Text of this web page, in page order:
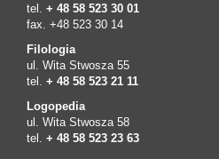
tel. + 48 58 523 30 01
fax. +48 523 30 14
Filologia
ul. Wita Stwosza 55
tel. + 48 58 523 21 11
Logopedia
ul. Wita Stwosza 58
tel. + 48 58 523 23 63